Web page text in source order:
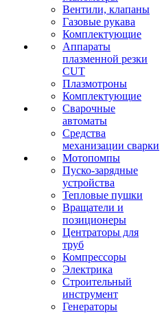
Вентили, клапаны
Газовые рукава
Комплектующие
Аппараты
плазменной резки
CUT
Плазмотроны
Комплектующие
Сварочные
автоматы
Средства
механизации сварки
Мотопомпы
Пуско-зарядные
устройства
Тепловые пушки
Вращатели и
позиционеры
Центраторы для
труб
Компрессоры
Электрика
Строительный
инструмент
Генераторы